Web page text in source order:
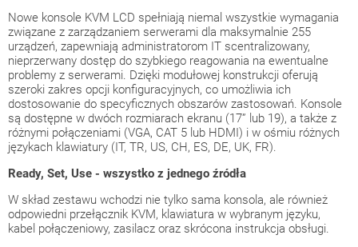
Nowe konsole KVM LCD spełniają niemal wszystkie wymagania
związane z zarządzaniem serwerami dla maksymalnie 255
urządzeń, zapewniają administratorom IT scentralizowany,
nieprzerwany dostęp do szybkiego reagowania na ewentualne
problemy z serwerami. Dzięki modułowej konstrukcji oferują
szeroki zakres opcji konfiguracyjnych, co umożliwia ich
dostosowanie do specyficznych obszarów zastosowań. Konsole
są dostępne w dwóch rozmiarach ekranu (17” lub 19), a także z
różnymi połączeniami (VGA, CAT 5 lub HDMI) i w ośmiu różnych
językach klawiatury (IT, TR, US, CH, ES, DE, UK, FR).
Ready, Set, Use - wszystko z jednego źródła
W skład zestawu wchodzi nie tylko sama konsola, ale również
odpowiedni przełącznik KVM, klawiatura w wybranym języku,
kabel połączeniowy, zasilacz oraz skrócona instrukcja obsługi.